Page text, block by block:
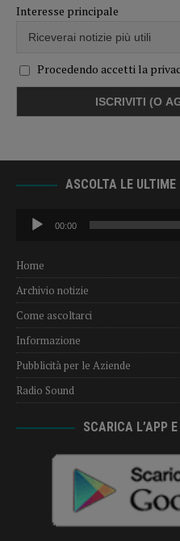
Interesse principale
Procedendo accetti la
ASCOLTA LE
Audio
Player
00:00
Home
Archivio notizie
Come ascoltarci
Informazione
Pubblicità per le Aziende
Radio Sound
SCARICA L’APP